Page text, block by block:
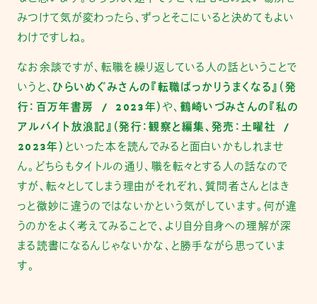
みつけて気が変わったら、ずっとそこにいると決めてもよい
わけですしね。
なお余談ですが、転職を繰り返している人の話ということで
いうと、ひらいめぐみさんの『転職ばっかりうまくなる』（発
行：百万年書房 / 2023年）や、 鶴崎いづみさんの『私の
アルバイト放浪記』（発行：観察と編集、発売：土曜社 /
2023年） といった本を読んでみると面白いかもしれませ
ん。どちらもタイトルの通り、職を転々とする人の話なので
すが、転々としてしまう理由がそれぞれ、質問者さんとはき
っと微妙に違うのではないかという気がしています。何が違
うのかをよく考えてみることで、より自分自身への理解が深
まる読書になるんじゃないかな、と勝手ながら思っていま
す。